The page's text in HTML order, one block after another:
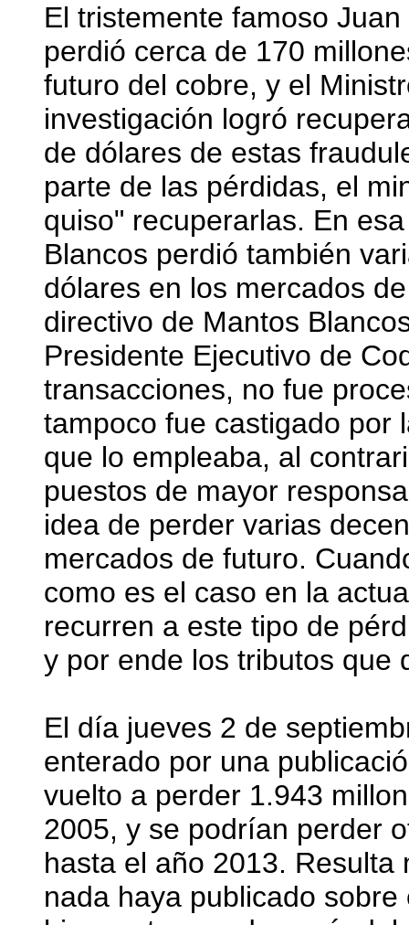
El tristemente famoso
perdió cerca de 170
futuro del cobre, y el
investigación logró
de dólares de estas
parte de las pérdidas, el
quiso" recuperarlas. En
Blancos perdió también
dólares en los mercados
directivo de Mantos
Presidente Ejecutivo de
transacciones, no fue
tampoco fue castigado por
que lo empleaba, al
puestos de mayor
idea de perder varias
mercados de futuro.
como es el caso en la
recurren a este tipo de
y por ende los tributos que
El día jueves 2 de
enterado por una
vuelto a perder 1.943
2005, y se podrían perder
hasta el año 2013.
nada haya publicado